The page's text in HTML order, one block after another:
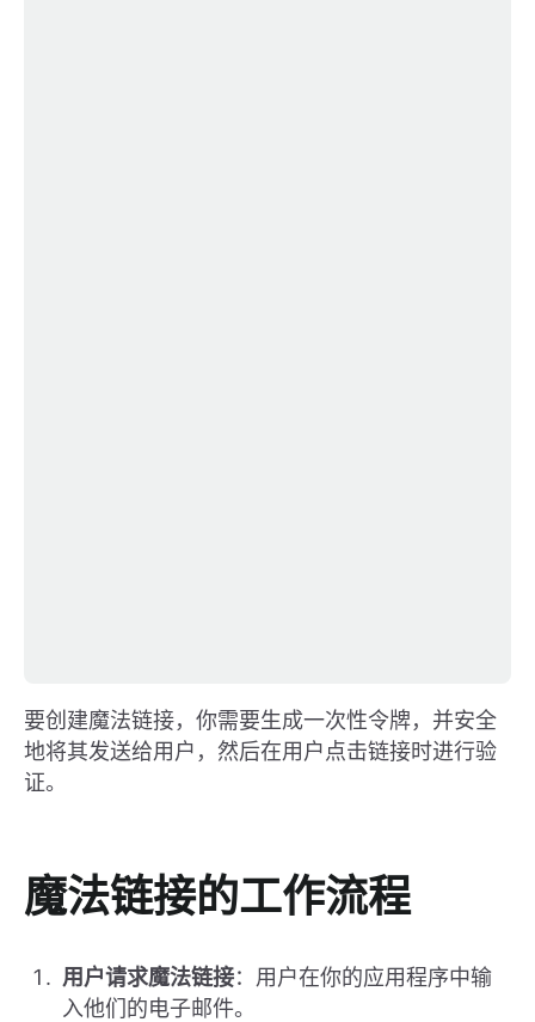
要创建魔法链接，你需要生成一次性令牌，并安全
地将其发送给用户，然后在用户点击链接时进行验
证。
魔法链接的工作流程
用户请求魔法链接：用户在你的应用程序中输
入他们的电子邮件。